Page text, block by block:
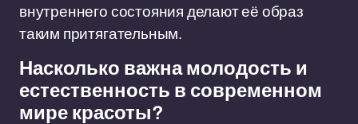
внутреннего состояния делают её образ
таким притягательным.
Насколько важна молодость и
естественность в современном
мире красоты?